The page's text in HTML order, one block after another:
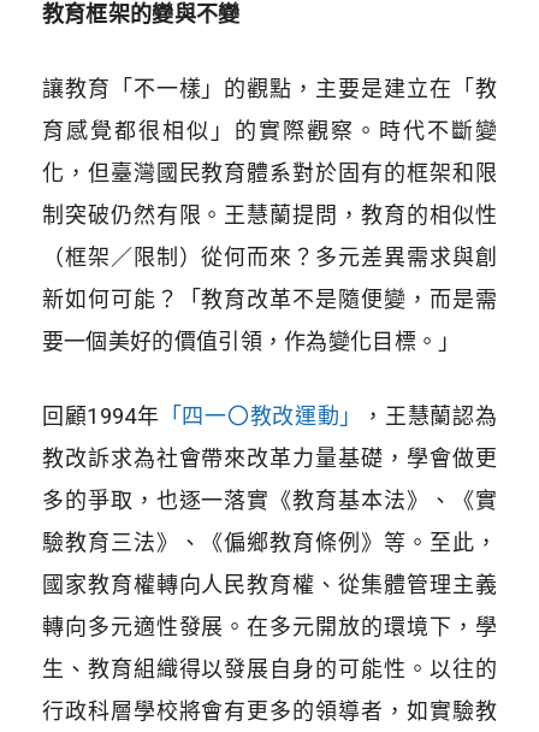
教育框架的變與不變
讓教育「不一樣」的觀點，主要是建立在「教
育感覺都很相似」的實際觀察。時代不斷變
化，但臺灣國民教育體系對於固有的框架和限
制突破仍然有限。王慧蘭提問，教育的相似性
（框架／限制）從何而來？多元差異需求與創
新如何可能？「教育改革不是隨便變，而是需
要一個美好的價值引領，作為變化目標。」
回顧1994年 「四一〇教改運動」
，王慧蘭認為
教改訴求為社會帶來改革力量基礎，學會做更
多的爭取，也逐一落實《教育基本法》、《實
驗教育三法》、《偏鄉教育條例》等。至此，
國家教育權轉向人民教育權、從集體管理主義
轉向多元適性發展。在多元開放的環境下，學
生、教育組織得以發展自身的可能性。以往的
行政科層學校將會有更多的領導者，如實驗教